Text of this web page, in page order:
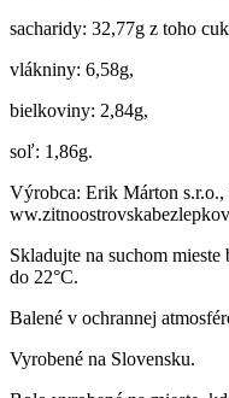
sacharidy: 32,77g z toho
vlákniny: 6,58g,
bielkoviny: 2,84g,
soľ: 1,86g.
Výrobca: Erik Márton s.r.o.,
Skladujte na suchom mieste
do 22°C.
Balené v ochrannej
Vyrobené na Slovensku.